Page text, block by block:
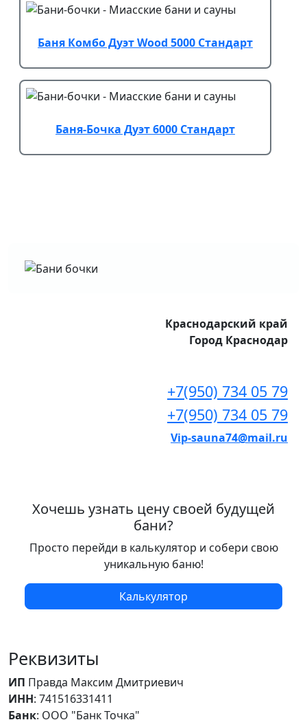
Баня Комбо Дуэт Wood 5000 Стандарт
Баня-Бочка Дуэт 6000 Стандарт
Краснодарский край
Город Краснодар
+7(950) 734 05 79
+7(950) 734 05 79
Vip-sauna74@mail.ru
Хочешь узнать цену своей будущей
бани?
Просто перейди в калькулятор и собери свою
уникальную баню!
Калькулятор
Реквизиты
ИП Правда Максим Дмитриевич
ИНН: 741516331411
Банк: ООО "Банк Точка"